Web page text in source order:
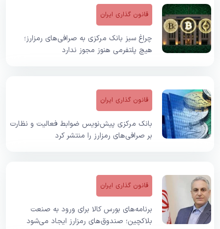
قانون گذاری ایران
چراغ سبز بانک مرکزی به صرافی‌های رمزارز؛
هیچ پلتفرمی هنوز مجوز ندارد
قانون گذاری ایران
بانک مرکزی پیش‌نویس ضوابط فعالیت و نظارت
بر صرافی‌های رمزارز را منتشر کرد
قانون گذاری ایران
برنامه‌های بورس کالا برای ورود به صنعت
بلاکچین؛ صندوق‌های رمزارز ایجاد می‌شود